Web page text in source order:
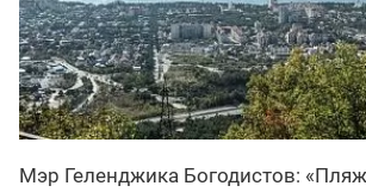
Мэр Геленджика Богодистов: